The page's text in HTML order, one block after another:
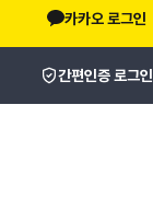
카카오 로그인
간편인증 로그인